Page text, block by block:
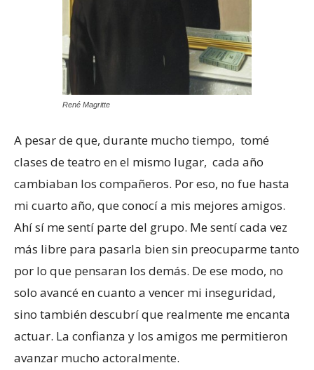
René Magritte
A pesar de que, durante mucho tiempo, tomé
clases de teatro en el mismo lugar, cada año
cambiaban los compañeros. Por eso, no fue hasta
mi cuarto año, que conocí a mis mejores amigos.
Ahí sí me sentí parte del grupo. Me sentí cada vez
más libre para pasarla bien sin preocuparme tanto
por lo que pensaran los demás. De ese modo, no
solo avancé en cuanto a vencer mi inseguridad,
sino también descubrí que realmente me encanta
actuar. La confianza y los amigos me permitieron
avanzar mucho actoralmente.